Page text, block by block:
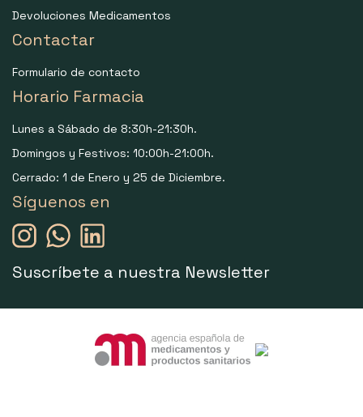
Devoluciones Medicamentos
Contactar
Formulario de contacto
Horario Farmacia
Lunes a Sábado de 8:30h-21:30h.
Domingos y Festivos: 10:00h-21:00h.
Cerrado: 1 de Enero y 25 de Diciembre.
Síguenos en
Suscríbete a nuestra Newsletter